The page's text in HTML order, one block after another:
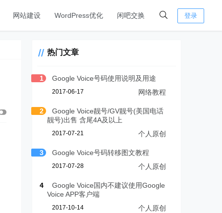
网站建设 WordPress优化 闲吧交换 登录
热门文章
1 Google Voice号码使用说明及用途
2017-06-17 网络教程
2
Google Voice靓号/GV靓号(美国电话
靓号)出售 含尾4A及以上
2017-07-21 个人原创
3 Google Voice号码转移图文教程
2017-07-28 个人原创
4
Google Voice国内不建议使用Google
Voice APP客户端
2017-10-14 个人原创